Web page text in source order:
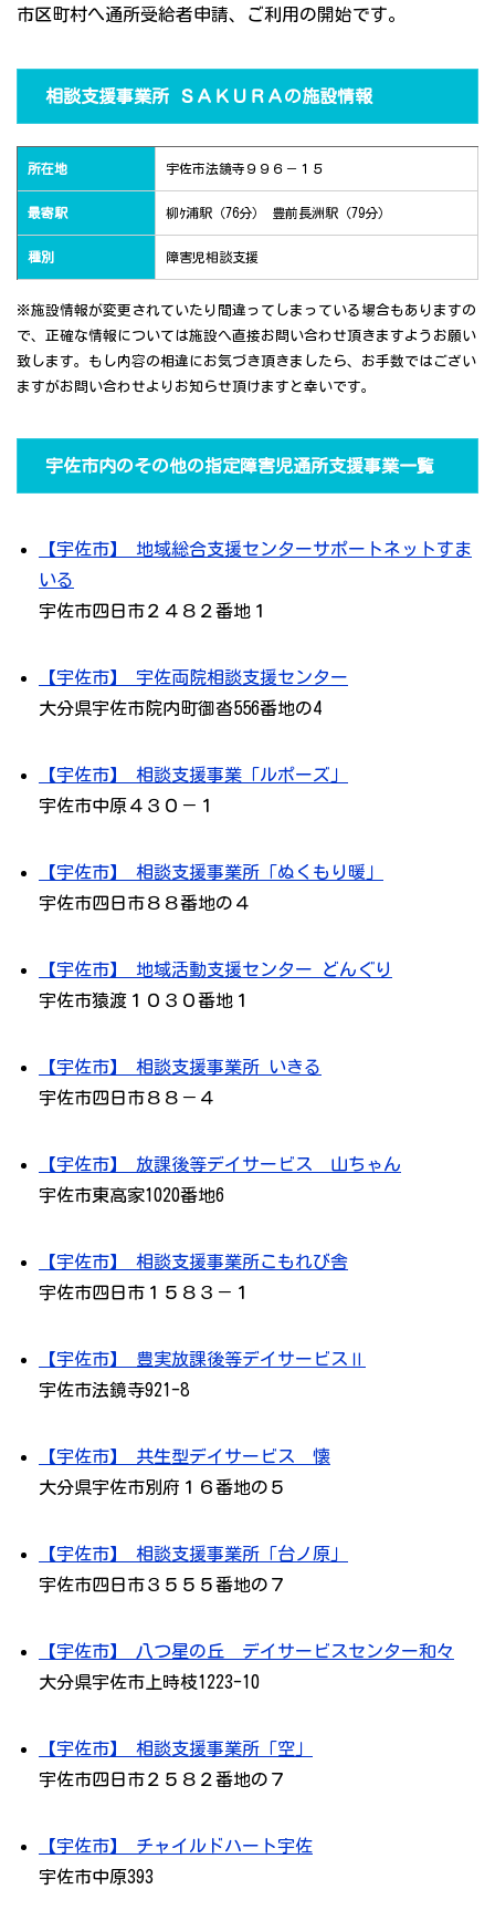
市区町村へ通所受給者申請、ご利用の開始です。
相談支援事業所 ＳＡＫＵＲＡの施設情報
所在地 宇佐市法鏡寺９９６－１５
最寄駅 柳ｹ浦駅（76分） 豊前長洲駅（79分）
種別 障害児相談支援
※施設情報が変更されていたり間違ってしまっている場合もありますの
で、正確な情報については施設へ直接お問い合わせ頂きますようお願い
致します。もし内容の相違にお気づき頂きましたら、お手数ではござい
ますがお問い合わせよりお知らせ頂けますと幸いです。
宇佐市内のその他の指定障害児通所支援事業一覧
【宇佐市】 地域総合支援センターサポートネットすま
いる
宇佐市四日市２４８２番地１
【宇佐市】 宇佐両院相談支援センター
大分県宇佐市院内町御沓556番地の4
【宇佐市】 相談支援事業「ルポーズ」
宇佐市中原４３０－１
【宇佐市】 相談支援事業所「ぬくもり暖」
宇佐市四日市８８番地の４
【宇佐市】 地域活動支援センター どんぐり
宇佐市猿渡１０３０番地１
【宇佐市】 相談支援事業所 いきる
宇佐市四日市８８－４
【宇佐市】 放課後等デイサービス 山ちゃん
宇佐市東高家1020番地6
【宇佐市】 相談支援事業所こもれび舎
宇佐市四日市１５８３－１
【宇佐市】 豊実放課後等デイサービスⅡ
宇佐市法鏡寺921-8
【宇佐市】 共生型デイサービス 懐
大分県宇佐市別府１６番地の５
【宇佐市】 相談支援事業所「台ノ原」
宇佐市四日市３５５５番地の７
【宇佐市】 八つ星の丘 デイサービスセンター和々
大分県宇佐市上時枝1223-10
【宇佐市】 相談支援事業所「空」
宇佐市四日市２５８２番地の７
【宇佐市】 チャイルドハート宇佐
宇佐市中原393